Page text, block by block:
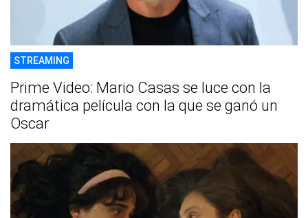
STREAMING
Prime Video: Mario Casas se luce con la
dramática película con la que se ganó un
Oscar